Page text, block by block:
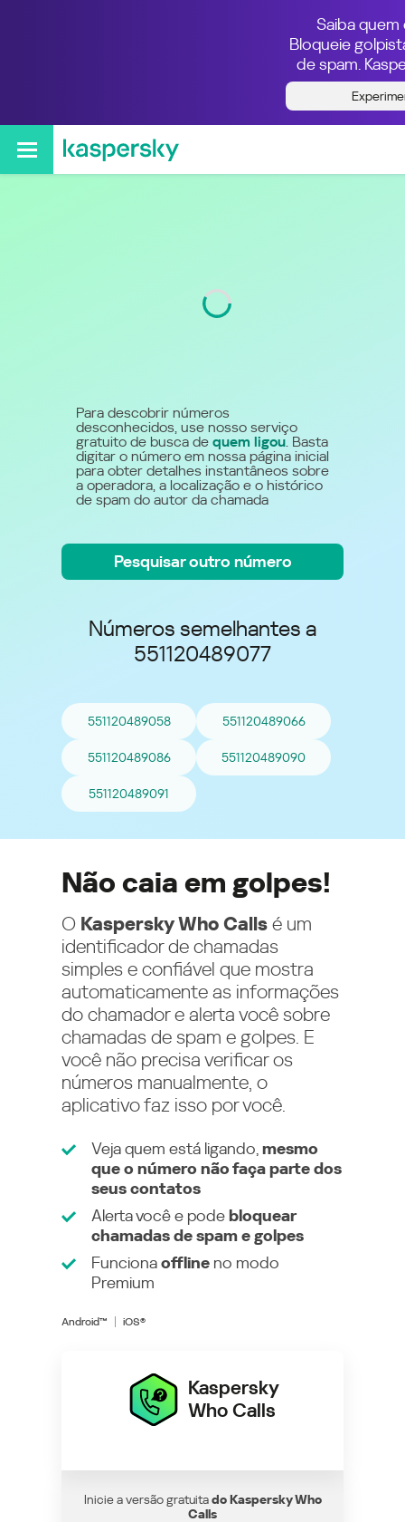
Saiba quem
Bloqueie
de spam.
Quem ligou do número
551120489077
Para descobrir números
desconhecidos, use nosso serviço
gratuito de busca de quem ligou. Basta
digitar o número em nossa página inicial
para obter detalhes instantâneos sobre
a operadora, a localização e o histórico
de spam do autor da chamada
Pesquisar outro número
Números semelhantes a
551120489077
551120489058 551120489066
551120489086 551120489090
551120489091
Não caia em golpes!
O Kaspersky Who Calls é um
identificador de chamadas
simples e confiável que mostra
automaticamente as informações
do chamador e alerta você sobre
chamadas de spam e golpes. E
você não precisa verificar os
números manualmente, o
aplicativo faz isso por você.
Veja quem está ligando, mesmo
que o número não faça parte dos
seus contatos
Alerta você e podebloquear
chamadas de spam e golpes
Funcionaoffline no modo
Premium
Android™ iOS®
Kaspersky
Who Calls
Inicie a versão gratuitado Kaspersky Who
Calls